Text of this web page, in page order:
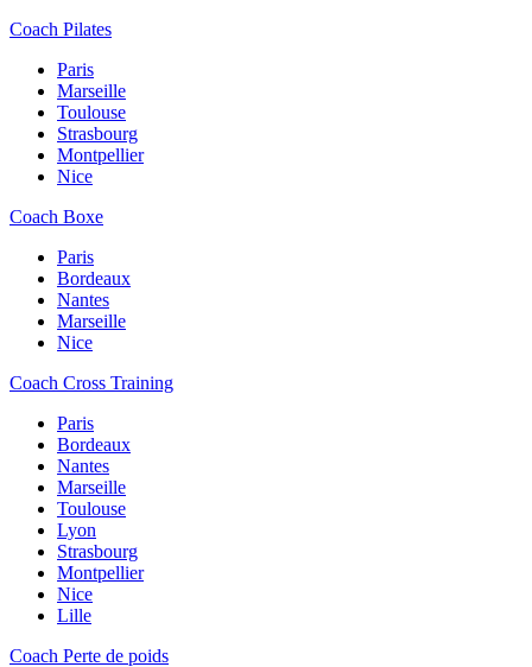
Coach Pilates
Paris
Marseille
Toulouse
Strasbourg
Montpellier
Nice
Coach Boxe
Paris
Bordeaux
Nantes
Marseille
Nice
Coach Cross Training
Paris
Bordeaux
Nantes
Marseille
Toulouse
Lyon
Strasbourg
Montpellier
Nice
Lille
Coach Perte de poids